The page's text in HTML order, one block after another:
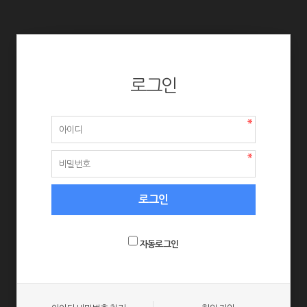
로그인
자동로그인